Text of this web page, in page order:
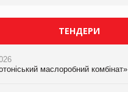
ТЕНДЕРИ
маслоробний комбінат»